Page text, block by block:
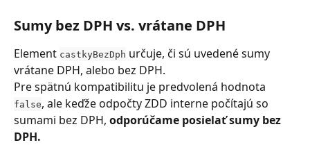
Sumy bez DPH vs. vrátane DPH
Element castkyBezDph určuje, či sú uvedené sumy
vrátane DPH, alebo bez DPH.
Pre spätnú kompatibilitu je predvolená hodnota
false, ale keďže odpočty ZDD interne počítajú so
sumami bez DPH, odporúčame posielať sumy bez
DPH.